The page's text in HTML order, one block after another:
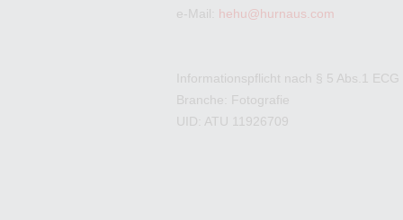
e-Mail: hehu@hurnaus.com
Informationspflicht nach § 5 Abs.1 ECG
Branche: Fotografie
UID: ATU 11926709